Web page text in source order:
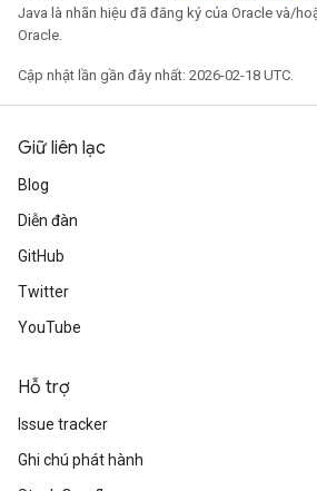
Java là nhãn hiệu đã đăng ký của Oracle và/
Oracle.
Cập nhật lần gần đây nhất: 2026-02-18 UTC.
Giữ liên lạc
Blog
Diễn đàn
GitHub
Twitter
YouTube
Hỗ trợ
Issue tracker
Ghi chú phát hành